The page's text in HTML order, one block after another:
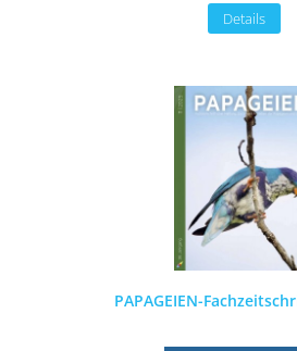
Details
PAPAGEIEN-